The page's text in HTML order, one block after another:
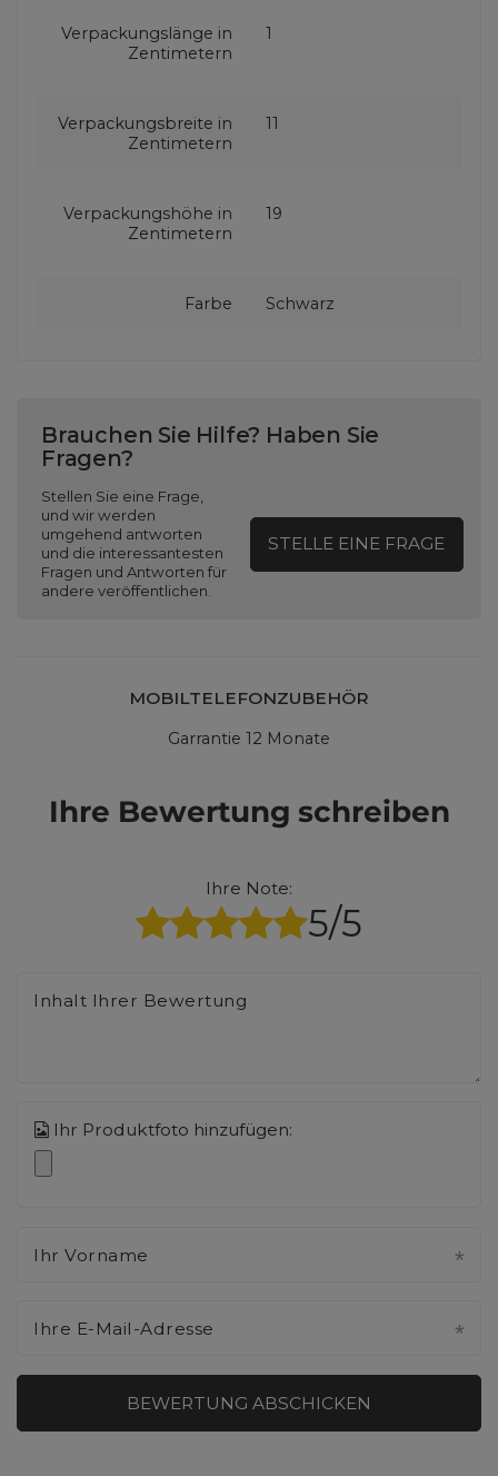
Verpackungslänge in
Zentimetern
1
Verpackungsbreite in
Zentimetern
11
Verpackungshöhe in
Zentimetern
19
Farbe Schwarz
Brauchen Sie Hilfe? Haben Sie
Fragen?
Stellen Sie eine Frage,
und wir werden
umgehend antworten
und die interessantesten
Fragen und Antworten für
andere veröffentlichen.
STELLE EINE FRAGE
MOBILTELEFONZUBEHÖR
Garrantie 12 Monate
Ihre Bewertung schreiben
Ihre Note:
5/5
Inhalt Ihrer Bewertung
Ihr Produktfoto hinzufügen:
Ihr Vorname
Ihre E-Mail-Adresse
BEWERTUNG ABSCHICKEN